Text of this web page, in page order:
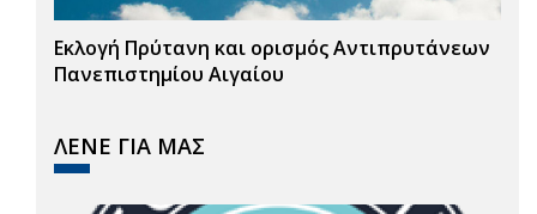
Εκλογή Πρύτανη και ορισμός Αντιπρυτάνεων
Πανεπιστημίου Αιγαίου
ΛΕΝΕ ΓΙΑ ΜΑΣ